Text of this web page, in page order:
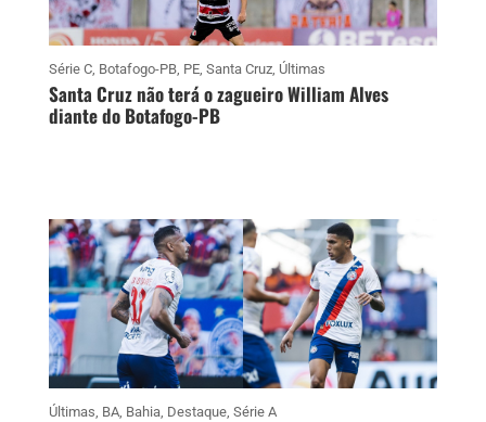
Série C, Botafogo-PB, PE, Santa Cruz, Últimas
Santa Cruz não terá o zagueiro William Alves
diante do Botafogo-PB
Últimas, BA, Bahia, Destaque, Série A